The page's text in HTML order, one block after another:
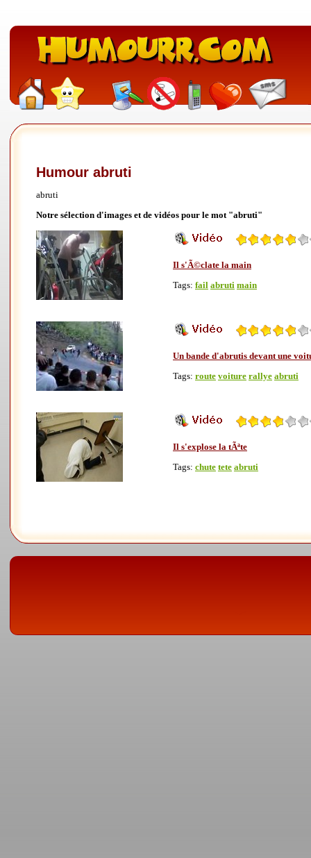
Humour abruti
abruti
Notre sélection d'images et de vidéos pour le mot "abruti"
Il s'Ã©clate la main
Tags: fail abruti main
Un bande d'abrutis devant une
Tags: route voiture rallye abruti
Il s'explose la tÃªte
Tags: chute tete abruti